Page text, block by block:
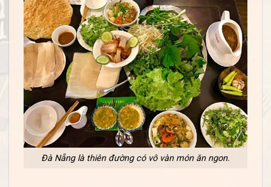
Đà Nẵng là thiên đường có vô vàn món ăn ngon.